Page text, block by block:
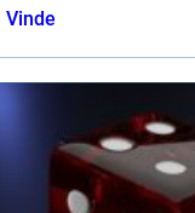
Vinde